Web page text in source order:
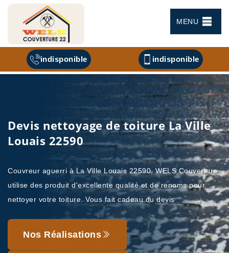
MENU
indisponible indisponible
Devis nettoyage de toiture La Ville
Louais 22590
Couvreur aguerri à La Ville Louais 22590, WELS Couverture
utilise des produit d'excellente qualité et de renoms pour
nettoyer votre toiture. Vous fait cadeau du devis
Nos Réalisations